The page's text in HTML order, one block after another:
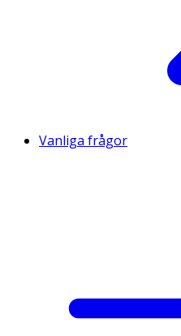
Vanliga frågor